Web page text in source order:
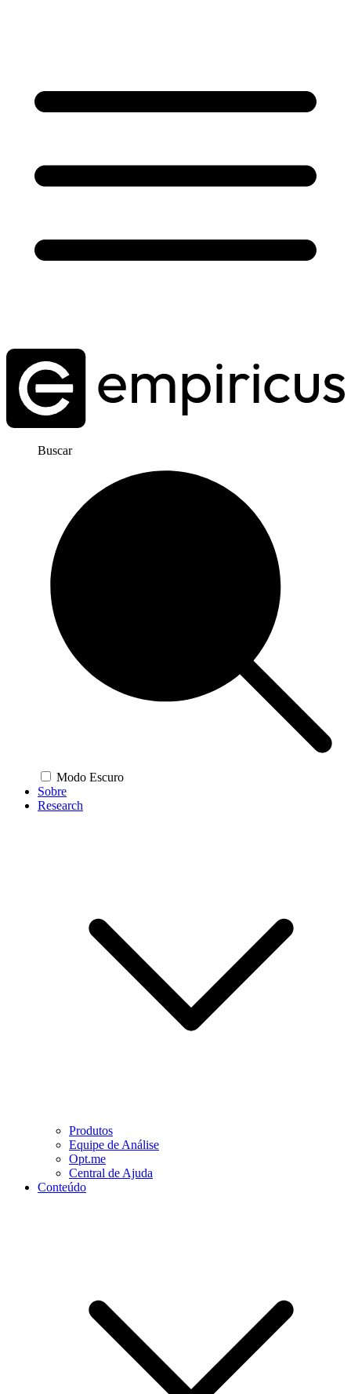
Buscar
Modo Escuro
Sobre
Research
Produtos
Equipe de Análise
Opt.me
Central de Ajuda
Conteúdo